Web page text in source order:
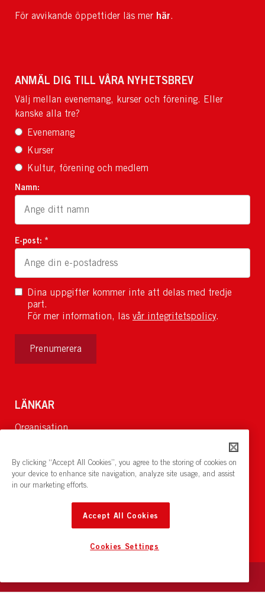
För avvikande öppettider läs mer här.
ANMÄL DIG TILL VÅRA NYHETSBREV
Välj mellan evenemang, kurser och förening. Eller
kanske alla tre?
Evenemang
Kurser
Kultur, förening och medlem
Namn:
E-post: *
Dina uppgifter kommer inte att delas med tredje
part.
För mer information, läs vår integritetspolicy.
Prenumerera
LÄNKAR
Organisation
Lediga jobb
Nyheter och pressrum
Restaurang och konferens: cirkelnstockholm.se
By clicking “Accept All Cookies”, you agree to the storing of cookies on
your device to enhance site navigation, analyze site usage, and assist
in our marketing efforts.
Accept All Cookies
Cookies Settings